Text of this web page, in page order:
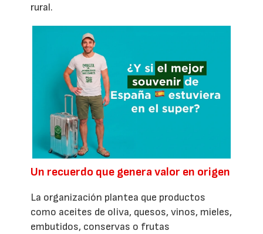
rural.
Un recuerdo que genera valor en origen
La organización plantea que productos
como aceites de oliva, quesos, vinos, mieles,
embutidos, conservas o frutas